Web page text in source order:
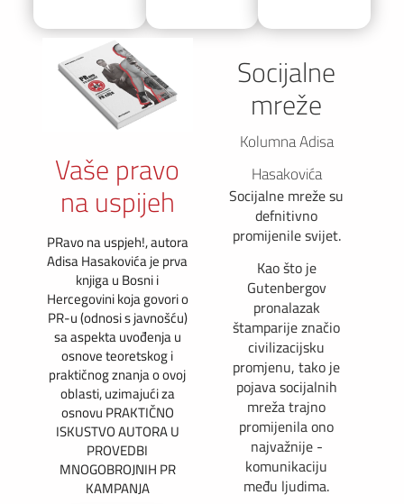
Vaše pravo
na uspijeh
PRavo na uspjeh!, autora
Adisa Hasakovića je prva
knjiga u Bosni i
Hercegovini koja govori o
PR-u (odnosi s javnošću)
sa aspekta uvođenja u
osnove teoretskog i
praktičnog znanja o ovoj
oblasti, uzimajući za
osnovu PRAKTIČNO
ISKUSTVO AUTORA U
PROVEDBI
MNOGOBROJNIH PR
KAMPANJA
Socijalne
mreže
Kolumna Adisa
Hasakovića
Socijalne mreže su
defnitivno
promijenile svijet.
Kao što je
Gutenbergov
pronalazak
štamparije značio
civilizacijsku
promjenu, tako je
pojava socijalnih
mreža trajno
promijenila ono
najvažnije -
komunikaciju
među ljudima.